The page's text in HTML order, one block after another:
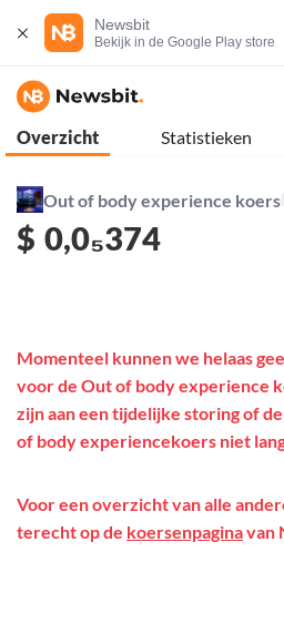
Newsbit
Bekijk in de Google Play store
Overzicht Statistieken
Out of body experience koers
$ 0,0₅374
Momenteel kunnen we helaas
voor de Out of body experience
zijn aan een tijdelijke storing of
of body experiencekoers niet
Voor een overzicht van alle
terecht op de koersenpaginavan